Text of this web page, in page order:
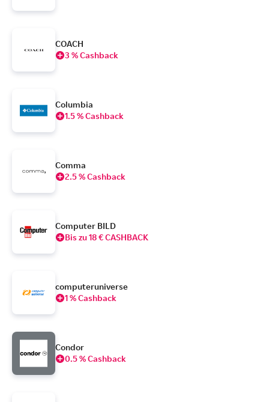
COACH
3 % Cashback
Columbia
1.5 % Cashback
Comma
2.5 % Cashback
Computer BILD
Bis zu 18 € CASHBACK
computeruniverse
1 % Cashback
Condor
0.5 % Cashback